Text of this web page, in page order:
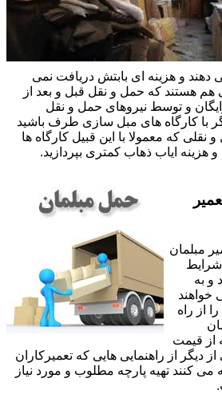
دهند و هزینه ای بابتش دریافت نمی
هم هستند که حمل و نقل قبل و بعد از
و توسط نیروهای حمل و نقل
با کارگاه های مبل سازی طرف باشید
نقلی که معمولا با این قبیل کارگاه ها
هزینه ایاب ذهاب کمتری بپردازید.
مبلمان
و به
خواهند
از راه
از قیمت
دیگر از راهنمایی هایی که تعمیرکاران
می کنند تهیه پارچه مطلوب و مورد نیاز